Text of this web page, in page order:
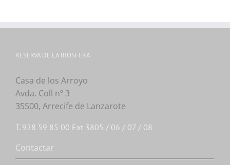
RESERVA DE LA BIOSFERA
Casa de los Arroyo
Avda. Coll nº 3
35500, Arrecife de Lanzarote
T. 928 59 85 00 Ext 3805 / 06 / 07 / 08
Contactar